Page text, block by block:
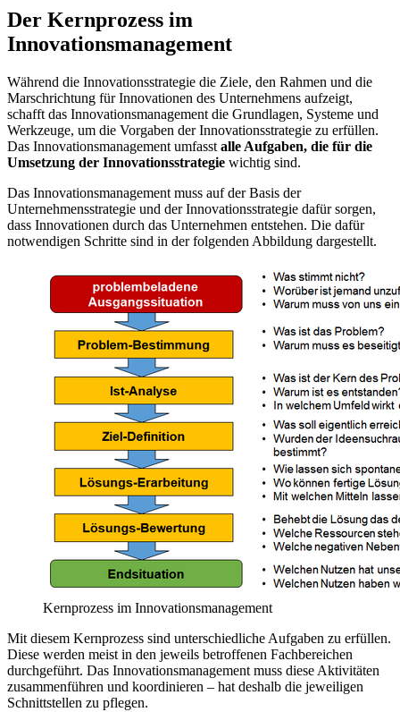
Der Kernprozess im
Innovationsmanagement
Während die Innovationsstrategie die Ziele, den Rahmen und die
Marschrichtung für Innovationen des Unternehmens aufzeigt,
schafft das Innovationsmanagement die Grundlagen, Systeme und
Werkzeuge, um die Vorgaben der Innovationsstrategie zu erfüllen.
Das Innovationsmanagement umfasst alle Aufgaben, die für die
Umsetzung der Innovationsstrategie wichtig sind.
Das Innovationsmanagement muss auf der Basis der
Unternehmensstrategie und der Innovationsstrategie dafür sorgen,
dass Innovationen durch das Unternehmen entstehen. Die dafür
notwendigen Schritte sind in der folgenden Abbildung dargestellt.
Kernprozess im Innovationsmanagement
Mit diesem Kernprozess sind unterschiedliche Aufgaben zu erfüllen.
Diese werden meist in den jeweils betroffenen Fachbereichen
durchgeführt. Das Innovationsmanagement muss diese Aktivitäten
zusammenführen und koordinieren – hat deshalb die jeweiligen
Schnittstellen zu pflegen.